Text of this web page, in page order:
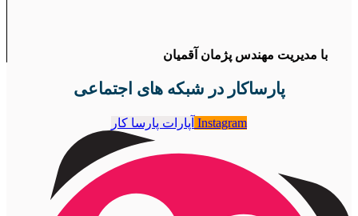
با مدیریت مهندس پژمان آقمیان
پارساکار در شبکه های اجتماعی
Instagram آپارات پارسا کار